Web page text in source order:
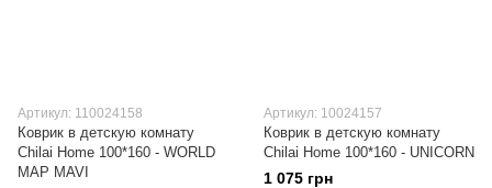
Артикул: 110024158
Коврик в детскую комнату
Chilai Home 100*160 - WORLD
MAP MAVI
Артикул: 10024157
Коврик в детскую комнату
Chilai Home 100*160 - UNICORN
1 075 грн